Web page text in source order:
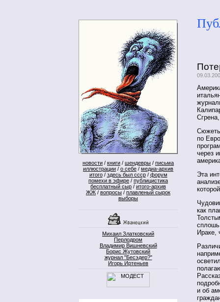
новости / книги / шендевры / письма
иллюстрации / о себе / медиа-архив
итого/ здесь был ссср/ форум
помехи в эфире / публицистика
бесплатный сыр / итого-архив
ЖЖ / вопросы / плавленый сырок
выборы
Михаил Златковский
Перлодром
Владимир Вишневский
Борис Жутовский
журнал "Бесэдер?"
Игорь Иртеньев
по
через
Эта
как
Ираке,
и об